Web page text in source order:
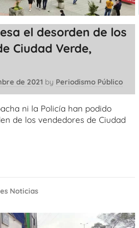
el desorden de los
Ciudad Verde,
de 2021 by Periodismo Público
ni la Policía han podido
de los vendedores de Ciudad
Noticias